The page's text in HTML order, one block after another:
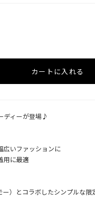
カートに入れる
ディーが登場♪
いファッションに
用に最適
）とコラボしたシンプルな限